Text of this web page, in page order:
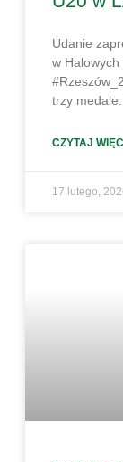
Udanie
w
trzy
CZYTAJ
17 lutego,